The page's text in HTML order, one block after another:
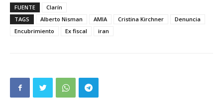
FUENTE
Clarín
TAGS
Alberto Nisman AMIA Cristina Kirchner
Denuncia
Encubrimiento
Ex fiscal iran